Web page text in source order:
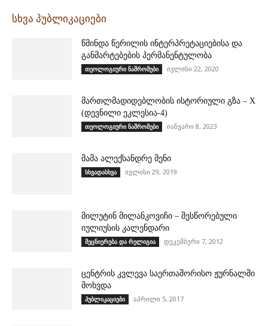
სხვა პუბლიკაციები
წმინდა წერილის ინტერპრეტაციებისა და
განმარტებების პერმანენტულობა
თეოლოგიური ნაშრომები ივლისი 22, 2020
მართლმადიდებლობის ისტორიული გზა – X
(დევნილი ეკლესია-4)
თეოლოგიური ნაშრომები იანვარი 8, 2023
მამა ალექსანდრე მენი
სხვადასხვა ივლისი 29, 2019
მილუტინ მილანკოვიჩი – შესწორებული
იულიუსის კალენდარი
მეცნიერება და რელიგია დეკემბერი 7, 2012
ცენტრის კვლევა საერთაშორისო ჟურნალში
მოხვდა
პუბლიკაციები აპრილი 5, 2017